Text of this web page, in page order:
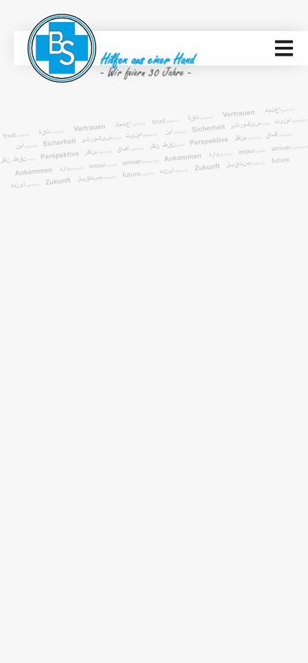
Hilfen aus einer Hand
- Wir feiern 30 Jahre -